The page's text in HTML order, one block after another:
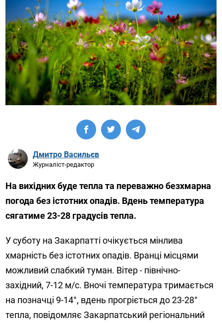
Дмитро Васильєв
Журналіст-редактор
На вихідних буде тепла та переважно безхмарна
погода без істотних опадів. Вдень температура
сягатиме 23-28 градусів тепла.
У суботу на Закарпатті очікується мінлива
хмарність без істотних опадів. Вранці місцями
можливий слабкий туман. Вітер - північно-
західний, 7-12 м/с. Вночі температура тримається
на позначці 9-14°, вдень прогріється до 23-28°
тепла, повідомляє Закарпатський регіональний